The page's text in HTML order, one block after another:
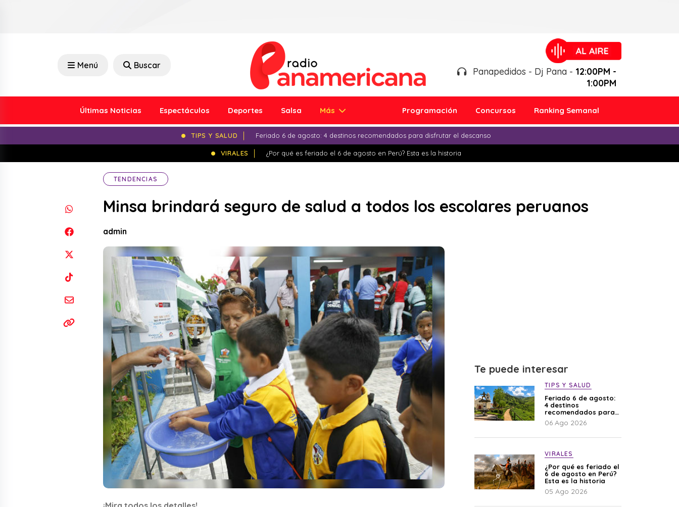
Menú Buscar
Panapedidos - Dj Pana - 12:00PM -
1:00PM
Últimas Noticias Espectáculos Deportes Salsa Más Programación Concursos Ranking Semanal
TIPS Y SALUD Feriado 6 de agosto: 4 destinos recomendados para disfrutar el descanso
VIRALES ¿Por qué es feriado el 6 de agosto en Perú? Esta es la historia
TENDENCIAS
Minsa brindará seguro de salud a todos los escolares peruanos
admin
Te puede interesar
TIPS Y SALUD
Feriado 6 de agosto:
4 destinos
recomendados para
disfrutar el descanso
06 Ago 2026
VIRALES
¿Por qué es feriado el
6 de agosto en Perú?
Esta es la historia
05 Ago 2026